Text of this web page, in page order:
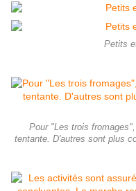
Petits
Pour "Les trois
tentante. D'autres sont plus